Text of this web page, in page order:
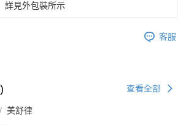
詳見外包裝所示
客服
查看全部
美舒律